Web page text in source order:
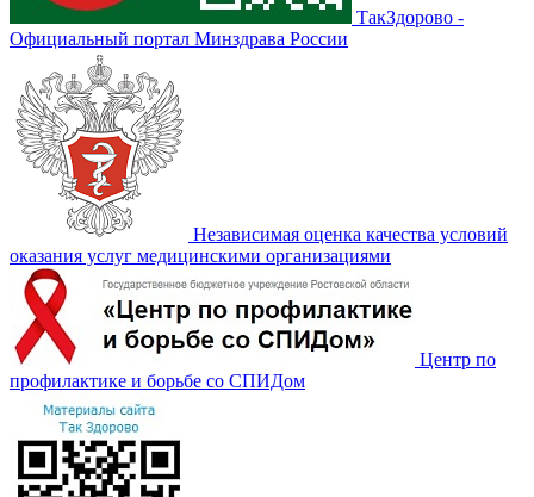
ТакЗдорово -
Официальный портал Минздрава России
Независимая оценка качества условий
оказания услуг медицинскими организациями
Центр по
профилактике и борьбе со СПИДом